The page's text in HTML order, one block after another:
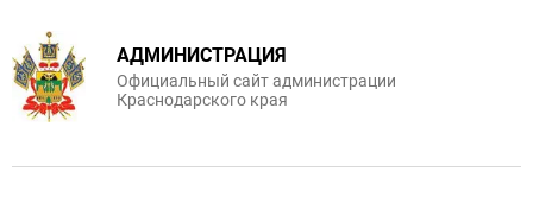
АДМИНИСТРАЦИЯ
Официальный сайт администрации
Краснодарского края